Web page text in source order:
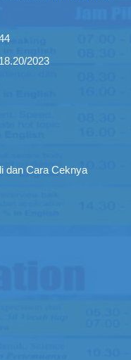
2023
dan Cara Ceknya